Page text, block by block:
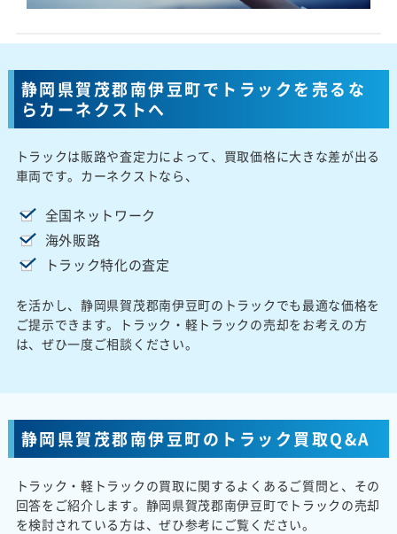
静岡県賀茂郡南伊豆町でトラックを売るな
らカーネクストへ
トラックは販路や査定力によって、買取価格に大きな差が出る
車両です。カーネクストなら、
全国ネットワーク
海外販路
トラック特化の査定
を活かし、静岡県賀茂郡南伊豆町のトラックでも最適な価格を
ご提示できます。トラック・軽トラックの売却をお考えの方
は、ぜひ一度ご相談ください。
静岡県賀茂郡南伊豆町のトラック買取Q&A
トラック・軽トラックの買取に関するよくあるご質問と、その
回答をご紹介します。静岡県賀茂郡南伊豆町でトラックの売却
を検討されている方は、ぜひ参考にご覧ください。